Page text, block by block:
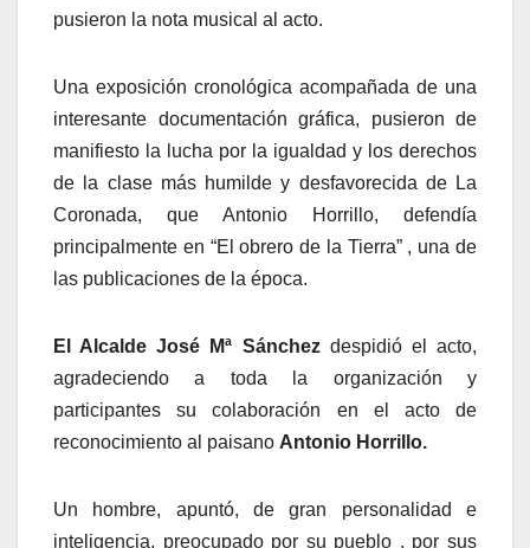
pusieron la nota musical al acto.
Una exposición cronológica acompañada de una
interesante documentación gráfica, pusieron de
manifiesto la lucha por la igualdad y los derechos
de la clase más humilde y desfavorecida de La
Coronada, que Antonio Horrillo, defendía
principalmente en “El obrero de la Tierra” , una de
las publicaciones de la época.
El Alcalde José Mª Sánchezdespidió el acto,
agradeciendo a toda la organización y
participantes su colaboración en el acto de
reconocimiento al paisano Antonio Horrillo.
Un hombre, apuntó, de gran personalidad e
inteligencia, preocupado por su pueblo , por sus